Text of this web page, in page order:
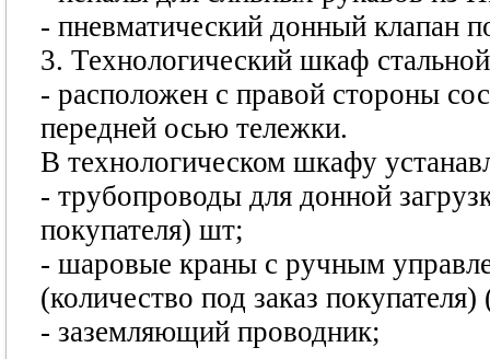
- пневматический донный клапан
3. Технологический шкаф стальной
- расположен с правой стороны
передней осью тележки.
В технологическом шкафу
- трубопроводы для донной
покупателя) шт;
- шаровые краны с ручным
(количество под заказ
- заземляющий проводник;